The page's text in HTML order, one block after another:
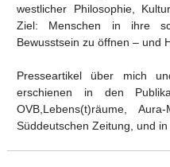
westlicher Philosophie,
Ziel: Menschen in ihre
Bewusstsein zu öffnen – und
Presseartikel über mich
erschienen in den
OVB,Lebens(t)räume,
Süddeutschen Zeitung, und